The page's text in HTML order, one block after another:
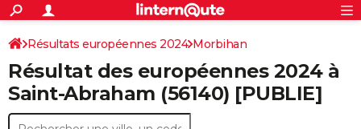
ACTUALITÉS
Politique
Société
Faits Divers
Education
Monde
Villes
+
SPORT
Coupe du monde 2026
Football
Tennis
Cyclisme
Rugby
Forum
CULTURE
Programme TV
TNT
Streaming
Cinéma
Sorties cinéma
Musique
+
FINANCE
S'inscrire
Connexion
Résultats européennes 2024 Morbihan
Résultat des européennes 2024 à
Saint-Abraham (56140) [PUBLIE]